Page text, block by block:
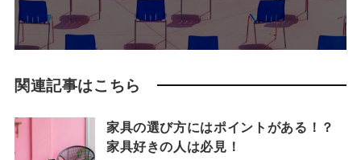
関連記事はこちら
家具の選び方にはポイントがある！？
家具好きの人は必見！